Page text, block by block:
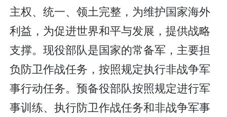
主权、统一、领土完整，为维护国家海外
利益，为促进世界和平与发展，提供战略
支撑。现役部队是国家的常备军，主要担
负防卫作战任务，按照规定执行非战争军
事行动任务。预备役部队按照规定进行军
事训练、执行防卫作战任务和非战争军事